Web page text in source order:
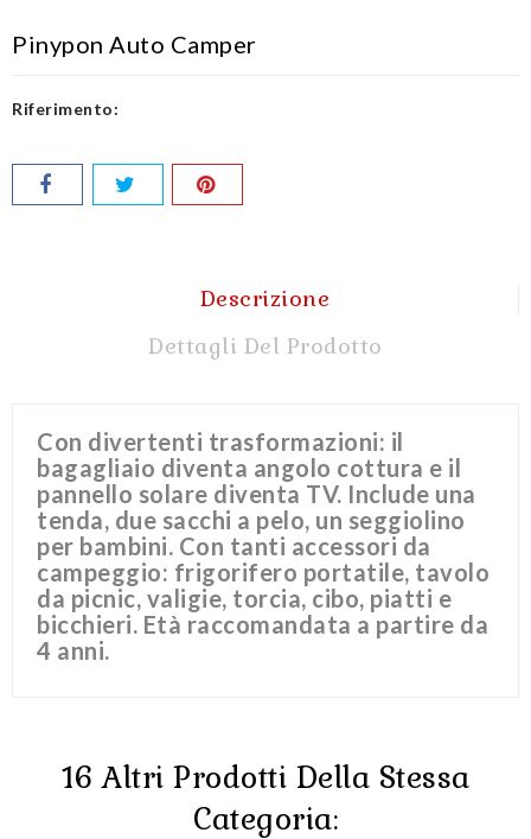
Pinypon Auto Camper
Riferimento:
Descrizione
Dettagli Del Prodotto
Con divertenti trasformazioni: il
bagagliaio diventa angolo cottura e il
pannello solare diventa TV. Include una
tenda, due sacchi a pelo, un seggiolino
per bambini. Con tanti accessori da
campeggio: frigorifero portatile, tavolo
da picnic, valigie, torcia, cibo, piatti e
bicchieri. Età raccomandata a partire da
4 anni.
16 Altri Prodotti Della Stessa
Categoria: